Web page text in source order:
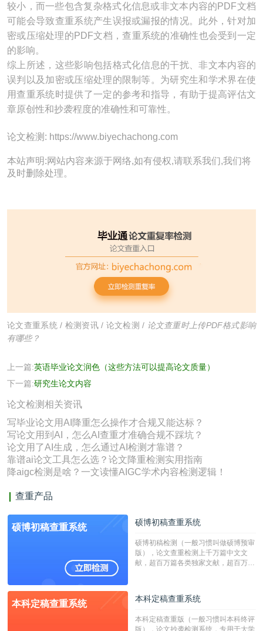
较小，而一些包含复杂格式化信息或非文本内容的PDF文档
可能会导致查重系统产生误报或漏报的情况。此外，针对加
密或压缩处理的PDF文档，查重系统的准确性也会受到一定
的影响。
综上所述，这些影响包括格式化信息的干扰、非文本内容的
误判以及加密或压缩处理的限制等。为研究生和学术界在使
用查重系统时提供了一定的参考和指导，有助于提高评估文
章原创性和抄袭程度的准确性和可靠性。
论文检测: https://www.biyechachong.com
本站声明:网站内容来源于网络,如有侵权,请联系我们,我们将
及时删除处理。
论文查重系统/ 检测资讯/ 论文检测 / 论文查重时上传PDF格式影响
有哪些？
上一篇:英语毕业论文润色（这些方法可以提高论文质量）
下一篇:研究生论文内容
论文检测相关资讯
写毕业论文用AI降重怎么操作才合规又能达标？
写论文用到AI，怎么AI查重才准确合规不踩坑？
论文用了AI生成，怎么通过AI检测才靠谱？
靠谱ai论文工具怎么选？论文降重检测实用指南
降aigc检测是啥？一文读懂AIGC学术内容检测逻辑！
查重产品
硕博初稿查重系统 硕博初稿查重系统
硕博初稿检测（一般习惯叫做硕博预审
版），论文查重检测上千万篇中文文
献，超百万篇各类独家文献，超百万港
校用来检测硕博论文的系统，检测范围
广，数据来源真实，检测算法合理!本
字符数30万）
本科定稿查重系统 本科定稿查重系统
本科定稿查重版（一般习惯叫本科终评
版），论文抄袭检测系统，专用于大学